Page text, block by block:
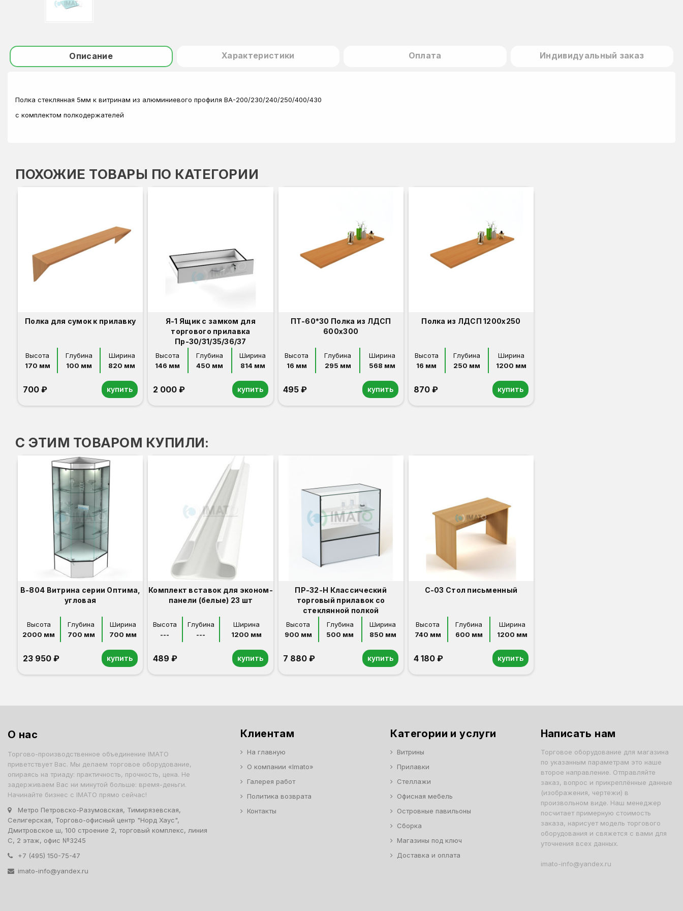
Описание Характеристики Оплата Индивидуальный заказ
Полка стеклянная 5мм к витринам из алюминиевого профиля ВА-200/230/240/250/400/430
с комплектом полкодержателей
ПОХОЖИЕ ТОВАРЫ ПО КАТЕГОРИИ
Полка для сумок к прилавку
Высота
170 мм
Глубина
100 мм
Ширина
820 мм
700 ₽ купить
Я-1 Ящик с замком для
торгового прилавка
Пр-30/31/35/36/37
Высота
146 мм
Глубина
450 мм
Ширина
814 мм
2 000 ₽ купить
ПТ-60*30 Полка из ЛДСП
600х300
Высота
16 мм
Глубина
295 мм
Ширина
568 мм
495 ₽ купить
Полка из ЛДСП 1200х250
Высота
16 мм
Глубина
250 мм
Ширина
1200 мм
870 ₽ купить
С ЭТИМ ТОВАРОМ КУПИЛИ:
В-804 Витрина серии Оптима,
угловая
Высота
2000 мм
Глубина
700 мм
Ширина
700 мм
23 950 ₽ купить
Комплект вставок для эконом-
панели (белые) 23 шт
Высота
---
Глубина
---
Ширина
1200 мм
489 ₽ купить
ПР-32-Н Классический
торговый прилавок со
стеклянной полкой
Высота
900 мм
Глубина
500 мм
Ширина
850 мм
7 880 ₽ купить
С-03 Стол письменный
Высота
740 мм
Глубина
600 мм
Ширина
1200 мм
4 180 ₽ купить
О нас
Торгово-производственное объединение IMATO
приветствует Вас. Мы делаем торговое оборудование,
опираясь на триаду: практичность, прочность, цена. Не
задерживаем Вас ни минутой больше: время-деньги.
Начинайте бизнес с IMATO прямо сейчас!
Метро Петровско-Разумовская, Тимирязевская,
Селигерская, Торгово-офисный центр "Норд Хаус",
Дмитровское ш, 100 строение 2, торговый комплекс, линия
С, 2 этаж, офис №3245
+7 (495) 150-75-47
imato-info@yandex.ru
Клиентам
На главную
О компании «Imato»
Галерея работ
Политика возврата
Контакты
Категории и услуги
Витрины
Прилавки
Стеллажи
Офисная мебель
Островные павильоны
Сборка
Магазины под ключ
Доставка и оплата
Написать нам
Торговое оборудование для магазина
по указанным параметрам это наше
второе направление. Отправляйте
заказ, вопрос и прикреплённые данные
(изображения, чертежи) в
произвольном виде. Наш менеджер
посчитает примерную стоимость
заказа, нарисует модель торгового
оборудования и свяжется с вами для
уточнения всех данных.
imato-info@yandex.ru